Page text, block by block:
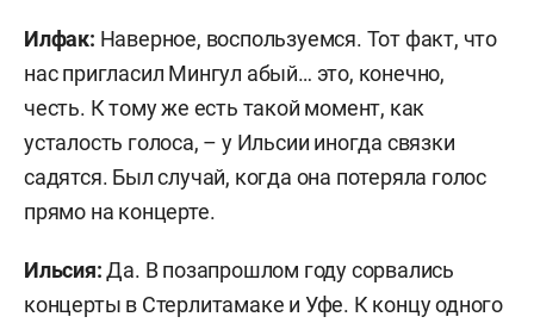
Илфак: Наверное, воспользуемся. Тот факт, что
нас пригласил Мингул абый… это, конечно,
честь. К тому же есть такой момент, как
усталость голоса, – у Ильсии иногда связки
садятся. Был случай, когда она потеряла голос
прямо на концерте.
Ильсия:Да. В позапрошлом году сорвались
концерты в Стерлитамаке и Уфе. К концу одного